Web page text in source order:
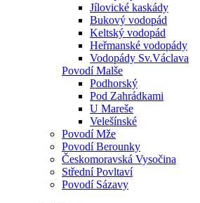
Jílovické kaskády
Bukový vodopád
Keltský vodopád
Heřmanské vodopády
Vodopády Sv.Václava
Povodí Malše
Podhorský
Pod Zahrádkami
U Mareše
Velešínské
Povodí Mže
Povodí Berounky
Českomoravská Vysočina
Střední Povltaví
Povodí Sázavy